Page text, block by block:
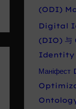
(ODI)
Digital
(DIO)
Identity